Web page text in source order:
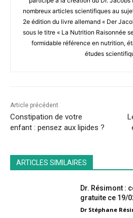
nombreux articles scientifiques au
2e édition du livre allemand « Der
sous le titre « La Nutrition Raisonnée
formidable référence en nutrition,
études
Article précédent
Constipation de votre
enfant : pensez aux lipides ?
ARTICLES SIMILAIRES
Dr. Résimont :
gratuite ce 19/
Dr Stéphane